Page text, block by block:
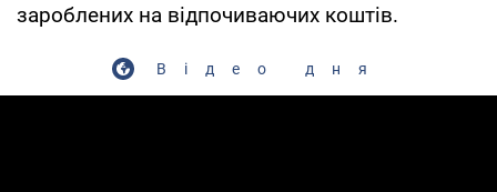
зароблених на відпочиваючих коштів.
Відео дня